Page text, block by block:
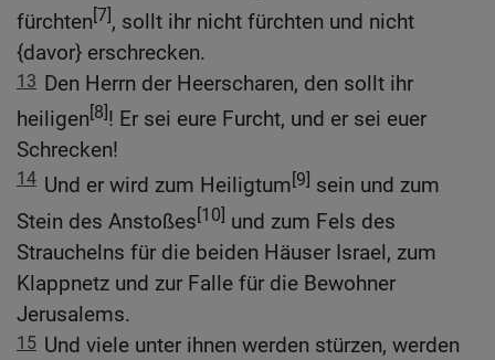
fürchten[7], sollt ihr nicht fürchten und nicht
{davor} erschrecken.
13 Den Herrn der Heerscharen, den sollt ihr
heiligen[8]! Er sei eure Furcht, und er sei euer
Schrecken!
14 Und er wird zum Heiligtum[9] sein und zum
Stein des Anstoßes[10] und zum Fels des
Strauchelns für die beiden Häuser Israel, zum
Klappnetz und zur Falle für die Bewohner
Jerusalems.
15 Und viele unter ihnen werden stürzen, werden